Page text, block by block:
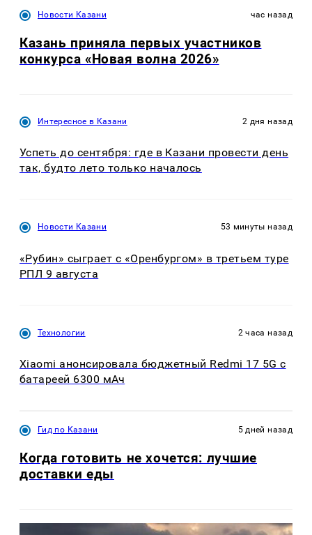
Новости Казани час назад
Казань приняла первых участников
конкурса «Новая волна 2026»
Интересное в Казани 2 дня назад
Успеть до сентября: где в Казани провести день
так, будто лето только началось
Новости Казани 53 минуты назад
«Рубин» сыграет с «Оренбургом» в третьем туре
РПЛ 9 августа
Технологии 2 часа назад
Xiaomi анонсировала бюджетный Redmi 17 5G с
батареей 6300 мАч
Гид по Казани 5 дней назад
Когда готовить не хочется: лучшие
доставки еды